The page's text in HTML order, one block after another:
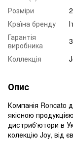
Розміри
Країна бренду
Гарантія
виробника
Коллекція
Опис
Компанія Roncato
якісною
дистриб'ютори в
колекцію Joy, від